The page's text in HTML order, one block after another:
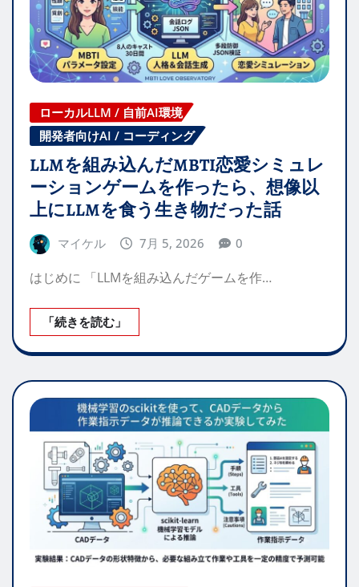
ローカルLLM / 自前AI環境
開発者向けAI / コーディング
LLMを組み込んだMBTI恋愛シミュレ
ーションゲームを作ったら、想像以
上にLLMを食う生き物だった話
マイケル 7月 5, 2026 0
はじめに 「LLMを組み込んだゲームを作…
「続きを読む」